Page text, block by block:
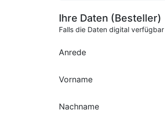
Ihre Daten (Besteller)
Falls die Daten digital
Anrede
Vorname
Nachname